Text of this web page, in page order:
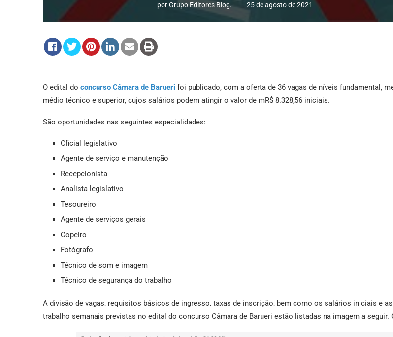
porGrupo Editores Blog. 25 de agosto de 2021
O edital do concurso Câmara de Barueri foi publicado, com a oferta de 36 vagas de níveis fundamental,
médio técnico e superior, cujos salários podem atingir o valor de mR$ 8.328,56 iniciais.
São oportunidades nas seguintes especialidades:
Oficial legislativo
Agente de serviço e manutenção
Recepcionista
Analista legislativo
Tesoureiro
Agente de serviços gerais
Copeiro
Fotógrafo
Técnico de som e imagem
Técnico de segurança do trabalho
A divisão de vagas, requisitos básicos de ingresso, taxas de inscrição, bem como os salários iniciais e
trabalho semanais previstas no edital do concurso Câmara de Barueri estão listadas na imagem a seguir.